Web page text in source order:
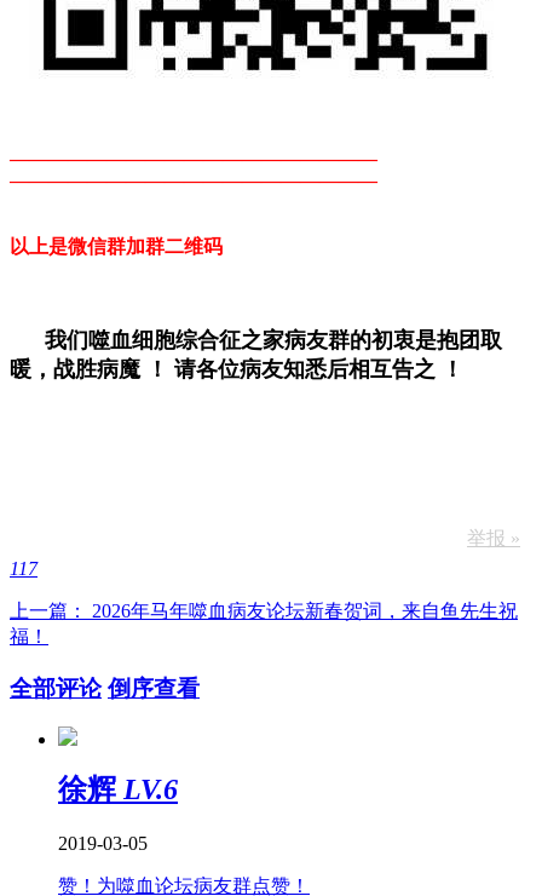
———————————————————
———————————————————
以上是微信群加群二维码
我们噬血细胞综合征之家病友群的初衷是抱团取
暖，战胜病魔 ！ 请各位病友知悉后相互告之 ！
举报 »
117
上一篇： 2026年马年噬血病友论坛新春贺词，来自鱼先生祝
福！
全部评论 倒序查看
徐辉 LV.6
2019-03-05
赞！为噬血论坛病友群点赞！